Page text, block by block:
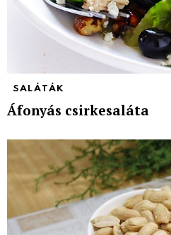
SALÁTÁK
Áfonyás csirkesaláta